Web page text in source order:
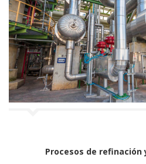
Procesos de